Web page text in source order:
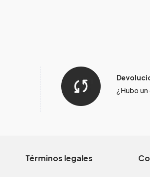
¿Hubo
Términos legales